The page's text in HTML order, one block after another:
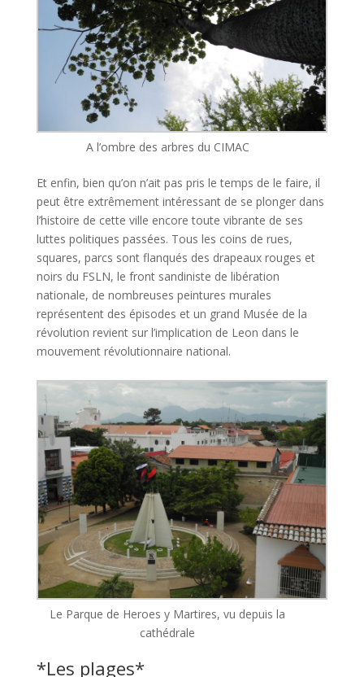
A l’ombre des arbres du CIMAC
Et enfin, bien qu’on n’ait pas pris le temps de le faire, il
peut être extrêmement intéressant de se plonger dans
l’histoire de cette ville encore toute vibrante de ses
luttes politiques passées. Tous les coins de rues,
squares, parcs sont flanqués des drapeaux rouges et
noirs du FSLN, le front sandiniste de libération
nationale, de nombreuses peintures murales
représentent des épisodes et un grand Musée de la
révolution revient sur l’implication de Leon dans le
mouvement révolutionnaire national.
Le Parque de Heroes y Martires, vu depuis la
cathédrale
*Les plages*